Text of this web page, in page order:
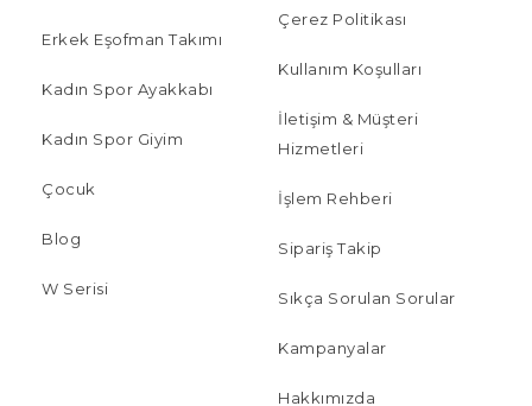
Erkek Eşofman Takımı
Kadın Spor Ayakkabı
Kadın Spor Giyim
Çocuk
Blog
W Serisi
Çerez Politikası
Kullanım Koşulları
İletişim & Müşteri
Hizmetleri
İşlem Rehberi
Sipariş Takip
Sıkça Sorulan Sorular
Kampanyalar
Hakkımızda